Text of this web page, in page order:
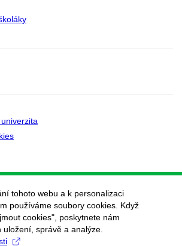
tohoto webu a k personalizaci
používáme soubory cookies. Když
cookies", poskytnete nám
uložení, správě a analýze.